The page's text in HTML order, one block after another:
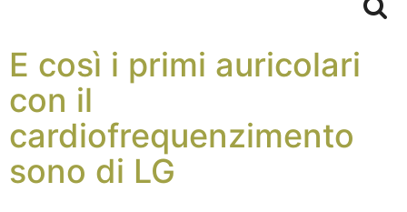
E così i primi auricolari
con il
cardiofrequenzimento
sono di LG